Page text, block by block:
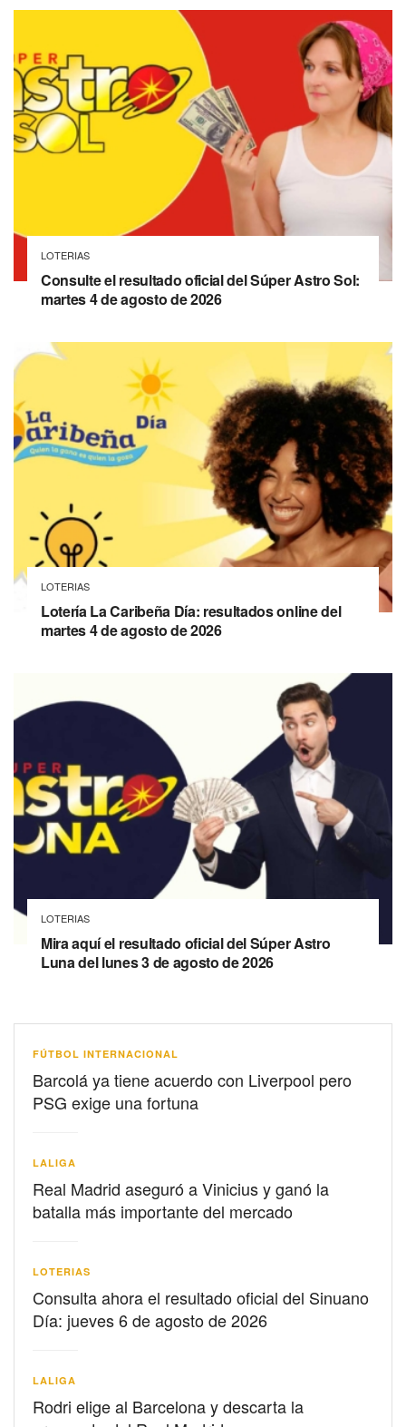
LOTERIAS
Consulte el resultado oficial del Súper Astro Sol:
martes 4 de agosto de 2026
LOTERIAS
Lotería La Caribeña Día: resultados online del
martes 4 de agosto de 2026
LOTERIAS
Mira aquí el resultado oficial del Súper Astro
Luna del lunes 3 de agosto de 2026
FÚTBOL INTERNACIONAL
Barcolá ya tiene acuerdo con Liverpool pero
PSG exige una fortuna
LALIGA
Real Madrid aseguró a Vinicius y ganó la
batalla más importante del mercado
LOTERIAS
Consulta ahora el resultado oficial del Sinuano
Día: jueves 6 de agosto de 2026
LALIGA
Rodri elige al Barcelona y descarta la